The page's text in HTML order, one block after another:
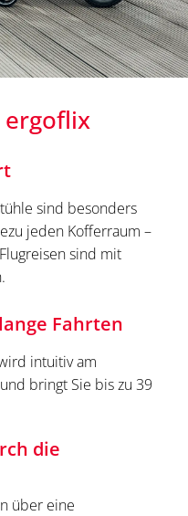
ergoflix
sind besonders
jeden Kofferraum –
sind mit
Fahrten
intuitiv am
bringt Sie bis zu 39
die
über eine